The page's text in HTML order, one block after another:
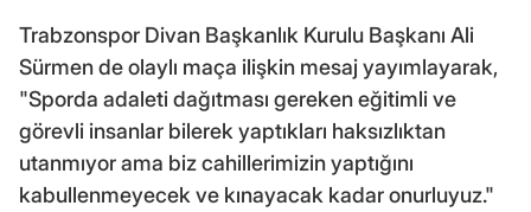
Trabzonspor Divan Başkanlık Kurulu Başkanı Ali
Sürmen de olaylı maça ilişkin mesaj yayımlayarak,
"Sporda adaleti dağıtması gereken eğitimli ve
görevli insanlar bilerek yaptıkları haksızlıktan
utanmıyor ama biz cahillerimizin yaptığını
kabullenmeyecek ve kınayacak kadar onurluyuz."